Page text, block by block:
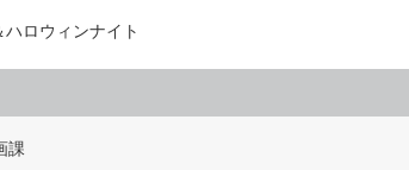
ロウィンナイト
課